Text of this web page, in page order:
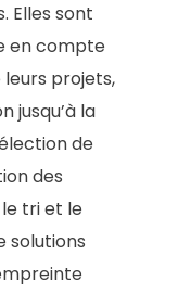
Elles sont
en compte
projets,
jusqu’à la
de
des
tri et le
solutions